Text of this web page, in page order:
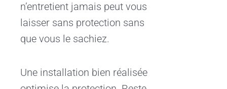
n’entretient jamais peut vous
laisser sans protection sans
que vous le sachiez.
Une installation bien réalisée